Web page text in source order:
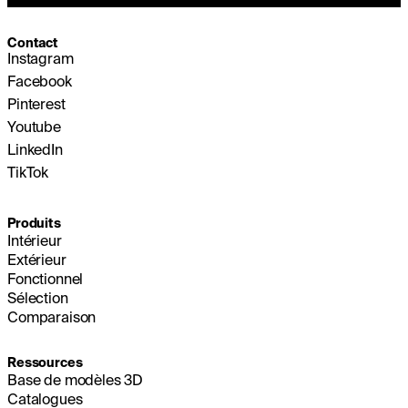
Contact
Instagram
Facebook
Pinterest
Youtube
LinkedIn
TikTok
Produits
Intérieur
Extérieur
Fonctionnel
Sélection
Comparaison
Ressources
Base de modèles 3D
Catalogues